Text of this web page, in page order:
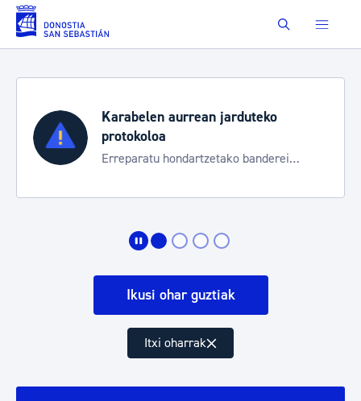
Saut au contenu principal Buscar
Aste Nagusia 2026
Trafiko mozketak eta
bereziak
Ikusi ohar guztiak
Itxi oharrak